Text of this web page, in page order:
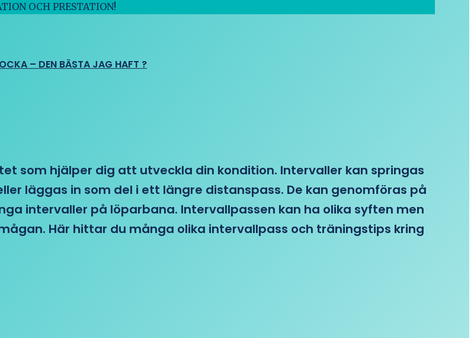
OCH PRESTATION!
– DEN BÄSTA JAG HAFT ?
som hjälper dig att utveckla din kondition. Intervaller kan springas
läggas in som del i ett längre distanspass. De kan genomföras på
intervaller på löparbana. Intervallpassen kan ha olika syften men
Här hittar du många olika intervallpass och träningstips kring